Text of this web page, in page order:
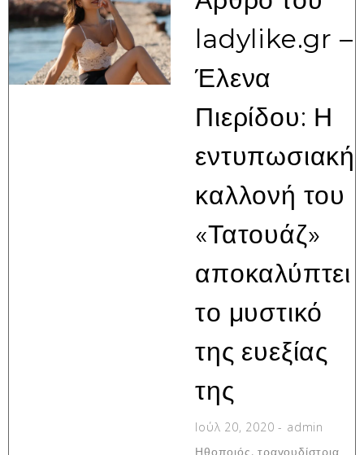
ladylike.gr –
Έλενα
Πιερίδου: Η
εντυπωσιακή
καλλονή του
«Τατουάζ»
αποκαλύπτει
το μυστικό
της ευεξίας
της
Ιούλ 20, 2020- admin
Ηθοποιός, τραγουδίστρια